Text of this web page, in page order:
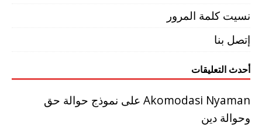
نسيت كلمة المرور
إتصل بنا
أحدث التعليقات
Akomodasi Nyaman على نموذج حوالة حق
وحوالة دين